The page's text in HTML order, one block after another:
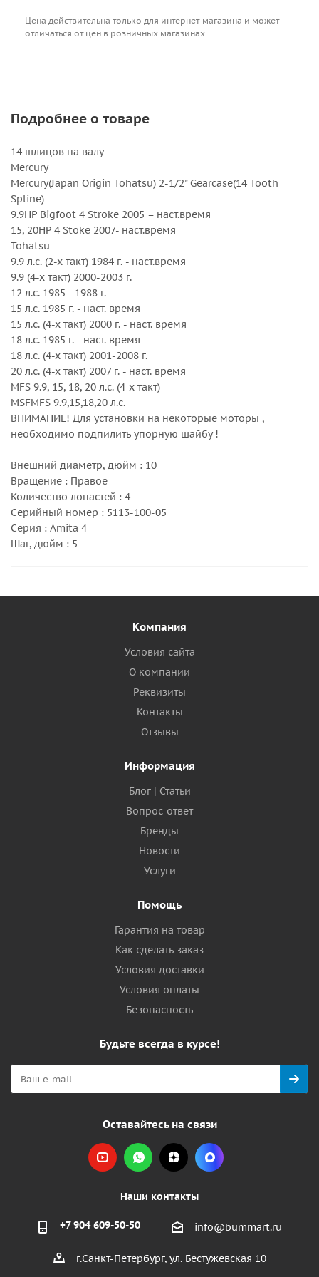
ВНИМАНИЕ! Для установки на некоторые моторы ,
необходимо подпилить упорную шайбу !
Серия : Amita 4
Цена действительна только для интернет-магазина и может
отличаться от цен в розничных магазинах
Подробнее о товаре
14 шлицов на валу
Mercury
Mercury(Japan Origin Tohatsu) 2-1/2" Gearcase(14 Tooth
Spline)
9.9HP Bigfoot 4 Stroke 2005 – наст.время
15, 20HP 4 Stoke 2007- наст.время
Tohatsu
9.9 л.с. (2-х такт) 1984 г. - наст.время
9.9 (4-х такт) 2000-2003 г.
12 л.с. 1985 - 1988 г.
15 л.с. 1985 г. - наст. время
15 л.с. (4-х такт) 2000 г. - наст. время
18 л.с. 1985 г. - наст. время
18 л.с. (4-х такт) 2001-2008 г.
20 л.с. (4-х такт) 2007 г. - наст. время
MFS 9.9, 15, 18, 20 л.с. (4-х такт)
MSFMFS 9.9,15,18,20 л.с.
ВНИМАНИЕ! Для установки на некоторые моторы ,
необходимо подпилить упорную шайбу !
Внешний диаметр, дюйм : 10
Вращение : Правое
Количество лопастей : 4
Серийный номер : 5113-100-05
Серия : Amita 4
Шаг, дюйм : 5
Компания
Условия сайта
О компании
Реквизиты
Контакты
Отзывы
Информация
Блог | Статьи
Вопрос-ответ
Бренды
Новости
Услуги
Помощь
Гарантия на товар
Как сделать заказ
Условия доставки
Условия оплаты
Безопасность
Будьте всегда в курсе!
Оставайтесь на связи
Наши контакты
+7 904 609-50-50 info@bummart.ru
г.Санкт-Петербург, ул. Бестужевская 10